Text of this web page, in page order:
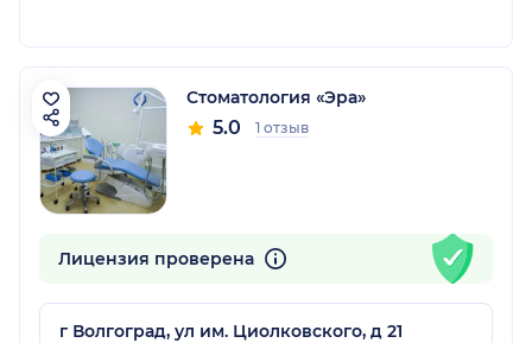
Стоматология «Эра»
5.0 1 отзыв
Лицензия проверена
г Волгоград, ул им. Циолковского, д 21